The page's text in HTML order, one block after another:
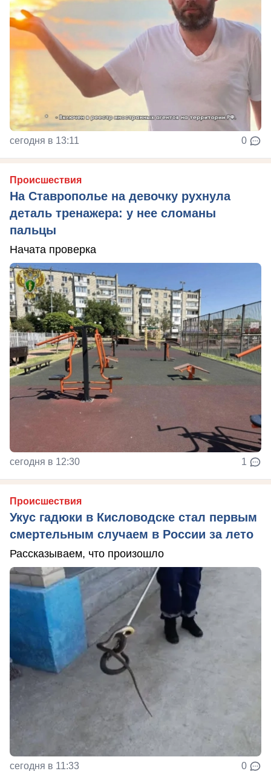
сегодня в 13:11 0
Происшествия
На Ставрополье на девочку рухнула
деталь тренажера: у нее сломаны
пальцы
Начата проверка
сегодня в 12:30 1
Происшествия
Укус гадюки в Кисловодске стал первым
смертельным случаем в России за лето
Рассказываем, что произошло
сегодня в 11:33 0